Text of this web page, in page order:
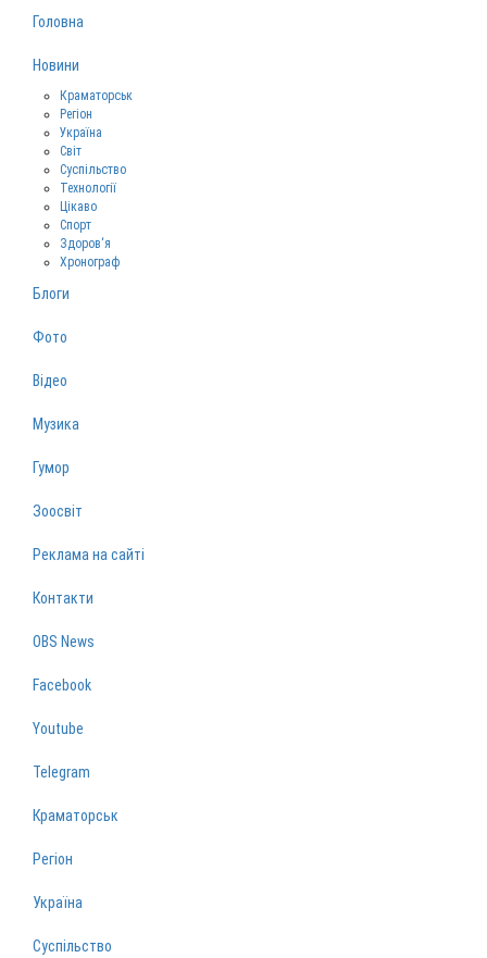
Головна
Новини
Краматорськ
Регіон
Україна
Світ
Суспільство
Технології
Цікаво
Спорт
Здоров‘я
Хронограф
Блоги
Фото
Відео
Музика
Гумор
Зоосвіт
Реклама на сайті
Контакти
OBS News
Facebook
Youtube
Telegram
Краматорськ
Регіон
Україна
Суспільство